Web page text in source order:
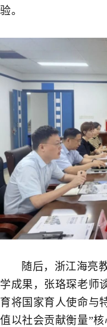
验。
随后，浙江海亮
学成果，张珞琛老师
育将国家育人使命与
值以社会贡献衡量”